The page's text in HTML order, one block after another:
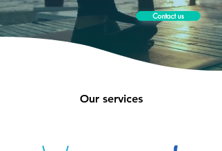
Contact us
Our services